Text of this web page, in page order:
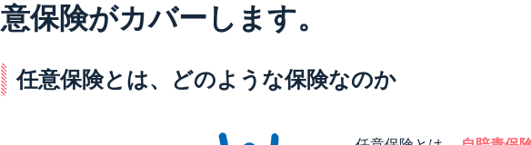
意保険がカバーします。
任意保険とは、どのような保険なのか